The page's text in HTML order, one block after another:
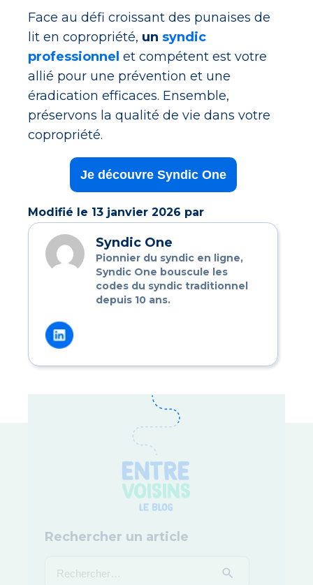
Face au défi croissant des punaises de
lit en copropriété, un syndic
professionnel et compétent est votre
allié pour une prévention et une
éradication efficaces. Ensemble,
préservons la qualité de vie dans votre
copropriété.
Je découvre Syndic One
Modifié le 13 janvier 2026 par
Syndic One
Pionnier du syndic en ligne,
Syndic One bouscule les
codes du syndic traditionnel
depuis 10 ans.
Rechercher un article